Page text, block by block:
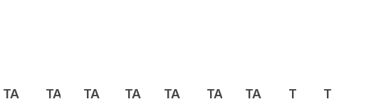
TA
TA
TA
TA
TA
TA
TA
T
T